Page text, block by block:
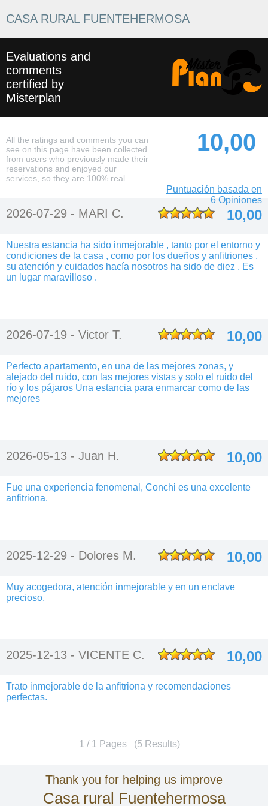
CASA RURAL FUENTEHERMOSA
Evaluations and
comments
certified by
Misterplan
All the ratings and comments you can
see on this page have been collected
from users who previously made their
reservations and enjoyed our
services, so they are 100% real.
10,00
Puntuación basada en
6 Opiniones
2026-07-29 - MARI C. 10,00
Nuestra estancia ha sido inmejorable , tanto por el entorno y
condiciones de la casa , como por los dueños y anfitriones ,
su atención y cuidados hacía nosotros ha sido de diez . Es
un lugar maravilloso .
2026-07-19 - Victor T. 10,00
Perfecto apartamento, en una de las mejores zonas, y
alejado del ruido, con las mejores vistas y solo el ruido del
río y los pájaros Una estancia para enmarcar como de las
mejores
2026-05-13 - Juan H. 10,00
Fue una experiencia fenomenal, Conchi es una excelente
anfitriona.
2025-12-29 - Dolores M. 10,00
Muy acogedora, atención inmejorable y en un enclave
precioso.
2025-12-13 - VICENTE C. 10,00
Trato inmejorable de la anfitriona y recomendaciones
perfectas.
1 / 1 Pages (5 Results)
Thank you for helping us improve
Casa rural Fuentehermosa